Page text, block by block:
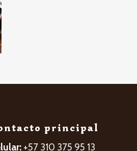
principal
+57 310 375 95 13